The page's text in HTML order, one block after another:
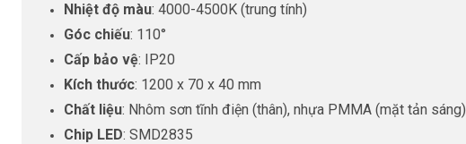
Nhiệt độ màu: 4000-4500K (trung tính)
Góc chiếu: 110°
Cấp bảo vệ: IP20
Kích thước: 1200 x 70 x 40 mm
Chất liệu: Nhôm sơn tĩnh điện (thân), nhựa PMMA (mặt tản sáng)
Chip LED: SMD2835